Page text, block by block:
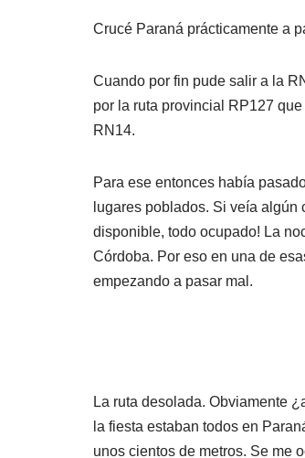
Crucé Paraná prácticamente a
Cuando por fin pude salir a la
por la ruta provincial RP127
RN14.
Para ese entonces había
lugares poblados. Si veía
disponible, todo ocupado! La
Córdoba. Por eso en una de
empezando a pasar mal.
La ruta desolada. Obviamente
la fiesta estaban todos en
unos cientos de metros. Se me